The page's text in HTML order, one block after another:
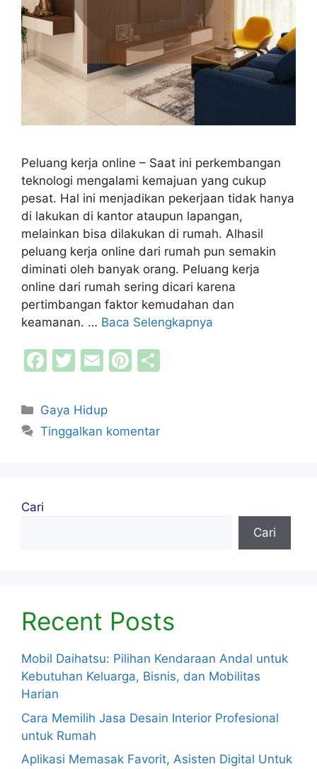
Peluang kerja online – Saat ini perkembangan
teknologi mengalami kemajuan yang cukup
pesat. Hal ini menjadikan pekerjaan tidak hanya
di lakukan di kantor ataupun lapangan,
melainkan bisa dilakukan di rumah. Alhasil
peluang kerja online dari rumah pun semakin
diminati oleh banyak orang. Peluang kerja
online dari rumah sering dicari karena
pertimbangan faktor kemudahan dan
keamanan. … Baca Selengkapnya
F
c
e
T
itt
er
E
ai
l
Pi
e
Kategori
Gaya Hidup
Tinggalkan komentar
Cari
Cari
Recent Posts
Mobil Daihatsu: Pilihan Kendaraan Andal untuk
Kebutuhan Keluarga, Bisnis, dan Mobilitas
Harian
Cara Memilih Jasa Desain Interior Profesional
untuk Rumah
Aplikasi Memasak Favorit, Asisten Digital Untuk